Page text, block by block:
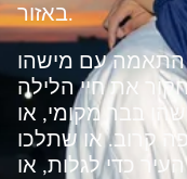
באזור.
התאמה עם מישהו
את חיי הלילה
בבר מקומי, או
קרוב. או שתלכו
כדי לגלות, או